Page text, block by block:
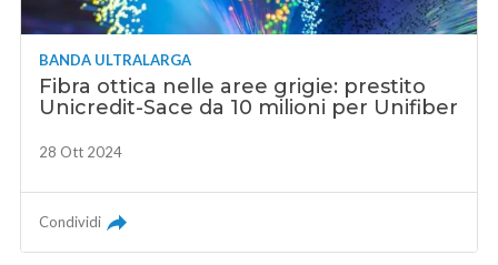
BANDA ULTRALARGA
Fibra ottica nelle aree grigie: prestito
Unicredit-Sace da 10 milioni per Unifiber
28 Ott 2024
Condividi